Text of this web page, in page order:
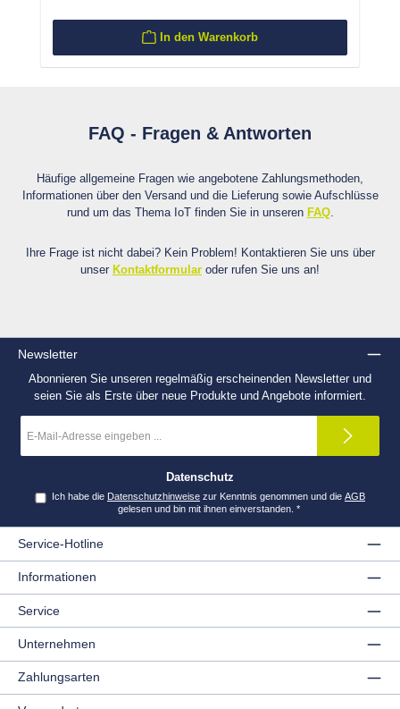
In den Warenkorb
FAQ - Fragen & Antworten
Häufige allgemeine Fragen wie angebotene Zahlungsmethoden,
Informationen über den Versand und die Lieferung sowie Aufschlüsse
rund um das Thema IoT finden Sie in unseren FAQ.
Ihre Frage ist nicht dabei? Kein Problem! Kontaktieren Sie uns über
unser Kontaktformular oder rufen Sie uns an!
Newsletter
Abonnieren Sie unseren regelmäßig erscheinenden Newsletter und
seien Sie als Erste über neue Produkte und Angebote informiert.
Mail-
*
Datenschutz
Ich habe die Datenschutzhinweisezur Kenntnis genommen und die AGB
gelesen und bin mit ihnen einverstanden. *
Service-Hotline
Informationen
Service
Unternehmen
Zahlungsarten